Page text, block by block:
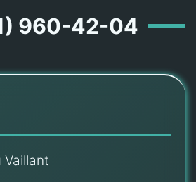
960-42-04
Vaillant